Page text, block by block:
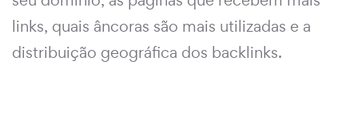
links, quais âncoras são mais utilizadas e a
distribuição geográfica dos backlinks.